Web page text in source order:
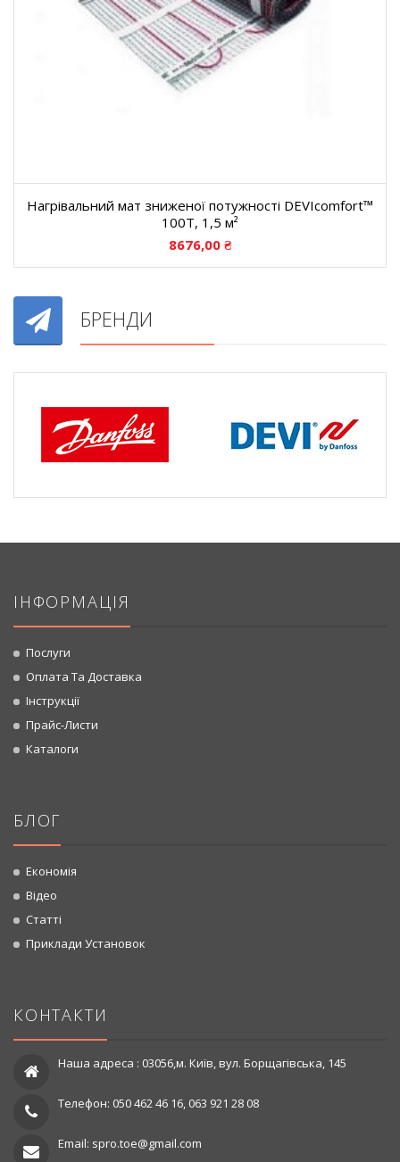
Нагрівальний мат зниженої потужності DEVIcomfort™
100T, 1,5 м²
8676,00 ₴
БРЕНДИ
ІНФОРМАЦІЯ
Послуги
Оплата Та Доставка
Інструкції
Прайс-Листи
Каталоги
БЛОГ
Економія
Відео
Статті
Приклади Установок
КОНТАКТИ
Наша адреса : 03056,м. Київ, вул. Борщагівська, 145
Телефон: 050 462 46 16, 063 921 28 08
Email: spro.toe@gmail.com